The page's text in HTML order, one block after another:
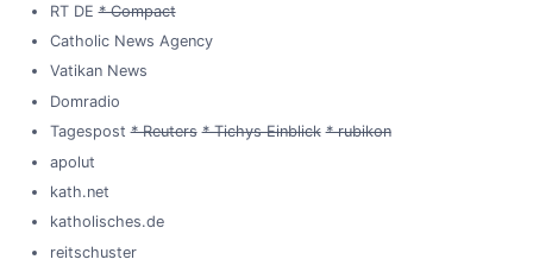
RT DE* Compact
Catholic News Agency
Vatikan News
Domradio
Tagespost* Reuters * Tichys Einblick * rubikon
apolut
kath.net
katholisches.de
reitschuster